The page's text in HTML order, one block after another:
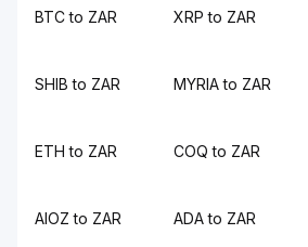
BTC to ZAR XRP to ZAR
SHIB to ZAR MYRIA to ZAR
ETH to ZAR COQ to ZAR
AIOZ to ZAR ADA to ZAR